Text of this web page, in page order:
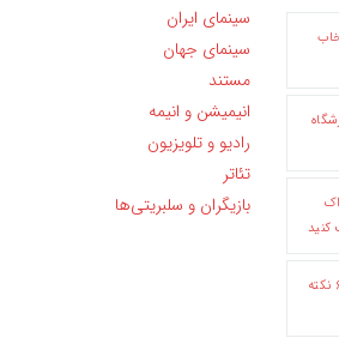
قبل از تمدید اشتراک فیلیمو، این ۶ نکته
سینمای ایران
سینمای جهان
مستند
انیمیشن و انیمه
رادیو و تلویزیون
تئاتر
بازیگران و سلبریتی‌ها